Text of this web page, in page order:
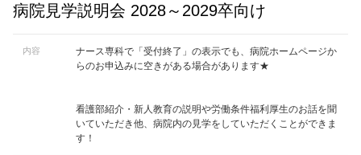
病院見学説明会 2028～2029卒向け
内容
ナース専科で「受付終了」の表示でも、病院ホームページか
らのお申込みに空きがある場合があります★
看護部紹介・新人教育の説明や労働条件福利厚生のお話を聞
いていただき他、病院内の見学をしていただくことができま
す！